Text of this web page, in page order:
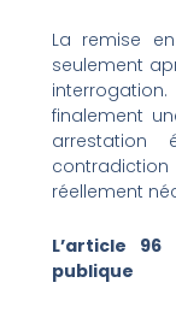
La remise
seulement
finalement
arrestation
réellement
L’article
publique